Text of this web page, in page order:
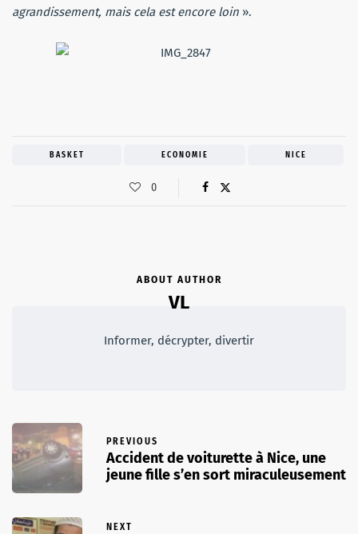
agrandissement, mais cela est encore loin ».
BASKET ECONOMIE NICE
0
ABOUT AUTHOR
VL
Informer, décrypter, divertir
PREVIOUS
Accident de voiturette à Nice, une
jeune fille s’en sort miraculeusement
NEXT